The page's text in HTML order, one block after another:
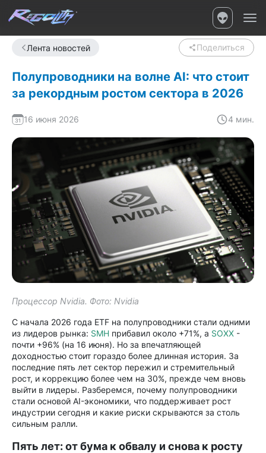
Лента новостей Поделиться
Полупроводники на волне AI: что стоит
за рекордным ростом сектора в 2026
16 июня 2026 4 мин.
Процессор Nvidia. Фото: Nvidia
С начала 2026 года ETF на полупроводники стали одними
из лидеров рынка: SMH прибавил около +71%, а SOXX -
почти +96% (на 16 июня). Но за впечатляющей
доходностью стоит гораздо более длинная история. За
последние пять лет сектор пережил и стремительный
рост, и коррекцию более чем на 30%, прежде чем вновь
выйти в лидеры. Разберемся, почему полупроводники
стали основой AI-экономики, что поддерживает рост
индустрии сегодня и какие риски скрываются за столь
сильным ралли.
Пять лет: от бума к обвалу и снова к росту